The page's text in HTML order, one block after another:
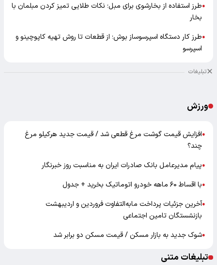
●طرز استفاده از بخارشوی برای مبل؛ نکات طلایی تمیز کردن مبلمان با
بخار
●طرز کار دستگاه اسپرسوساز بوش؛ از قطعات تا روش تهیه کاپوچینو و
اسپرسو
تبلیغات
ورزش
●افزایش قیمت گوشت مرغ قطعی شد / قیمت جدید هرکیلو مرغ
چند؟
●پیام مدیرعامل بانک صادرات ایران به مناسبت روز خبرنگار
●با اقساط ۶۰ ماهه خودرو اتوماتیک بخرید + جدول
●آخرین جزئیات پرداخت مابه‌التفاوت فروردین و اردیبهشت
بازنشستگان تامین اجتماعی
●شوک جدید به بازار مسکن / قیمت مسکن دو برابر شد
تبلیغات متنی